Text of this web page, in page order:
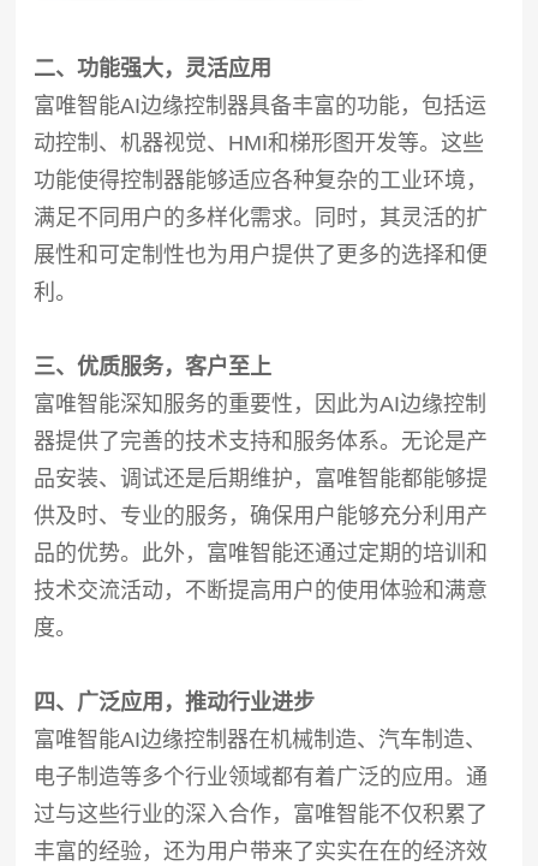
二、功能强大，灵活应用
富唯智能AI边缘控制器具备丰富的功能，包括运
动控制、机器视觉、HMI和梯形图开发等。这些
功能使得控制器能够适应各种复杂的工业环境，
满足不同用户的多样化需求。同时，其灵活的扩
展性和可定制性也为用户提供了更多的选择和便
利。
三、优质服务，客户至上
富唯智能深知服务的重要性，因此为AI边缘控制
器提供了完善的技术支持和服务体系。无论是产
品安装、调试还是后期维护，富唯智能都能够提
供及时、专业的服务，确保用户能够充分利用产
品的优势。此外，富唯智能还通过定期的培训和
技术交流活动，不断提高用户的使用体验和满意
度。
四、广泛应用，推动行业进步
富唯智能AI边缘控制器在机械制造、汽车制造、
电子制造等多个行业领域都有着广泛的应用。通
过与这些行业的深入合作，富唯智能不仅积累了
丰富的经验，还为用户带来了实实在在的经济效